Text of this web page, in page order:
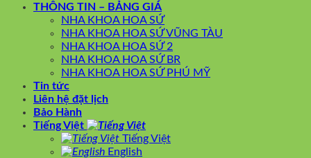
THÔNG TIN – BẢNG GIÁ
NHA KHOA HOA SỨ
NHA KHOA HOA SỨ VŨNG TÀU
NHA KHOA HOA SỨ 2
NHA KHOA HOA SỨ BR
NHA KHOA HOA SỨ PHÚ MỸ
Tin tức
Liên hệ đặt lịch
Bảo Hành
Tiếng Việt
Tiếng Việt
English